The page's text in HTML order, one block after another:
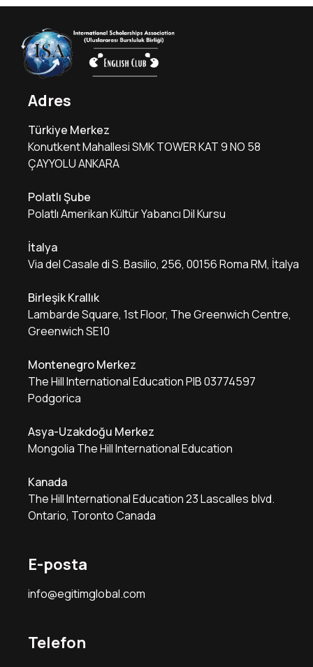
Adres
Türkiye Merkez
Konutkent Mahallesi SMK TOWER KAT 9 NO 58
ÇAYYOLU ANKARA
Polatlı Şube
Polatlı Amerikan Kültür Yabancı Dil Kursu
İtalya
Via del Casale di S. Basilio, 256, 00156 Roma RM, İtalya
Birleşik Krallık
Lambarde Square, 1st Floor, The Greenwich Centre,
Greenwich SE10
Montenegro Merkez
The Hill International Education PIB 03774597
Podgorica
Asya-Uzakdoğu Merkez
Mongolia The Hill International Education
Kanada
The Hill International Education 23 Lascalles blvd.
Ontario, Toronto Canada
E-posta
info@egitimglobal.com
Telefon